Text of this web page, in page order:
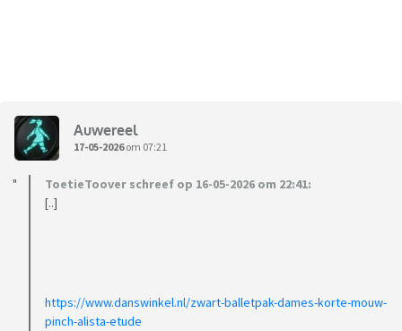
Auwereel
17-05-2026om 07:21
ToetieToover schreef op 16-05-2026 om 22:41:
[..]
https://www.danswinkel.nl/zwart-balletpak-dames-korte-mouw-
pinch-alista-etude